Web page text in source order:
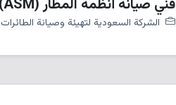
فني صيانة أنظمة المطار (ASM)
الشركة السعودية لتهيئة وصيانة الطائرات